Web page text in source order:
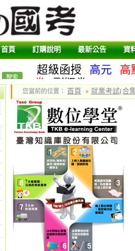
首頁 訂購說明 最新公告 資
超級函授 高元
高
卷
副版卷
您當前的位置： 首頁 » 就業考試(合